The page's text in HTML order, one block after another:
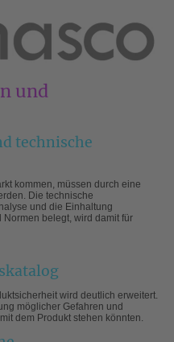
und
technische
kommen, müssen durch eine
Die technische
und die Einhaltung
belegt, wird damit für
wird deutlich erweitert.
möglicher Gefahren und
dem Produkt stehen könnten.